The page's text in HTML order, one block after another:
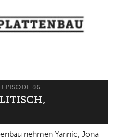
EPISODE 86
nehmen Yannic, Jona